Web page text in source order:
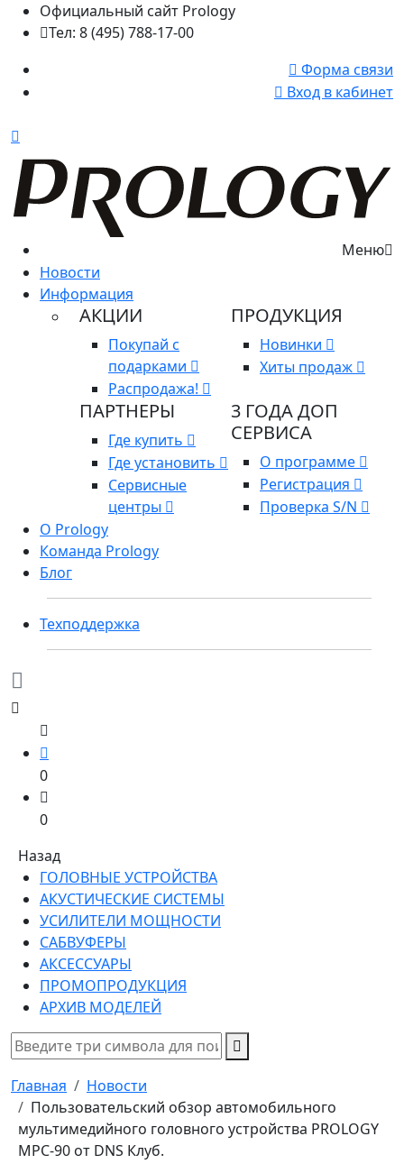
Официальный сайт Prology
Тел: 8 (495) 788-17-00
Форма связи
Вход в кабинет
Меню
Новости
Информация
АКЦИИ
Покупай с
подарками
Распродажа!
ПРОДУКЦИЯ
Новинки
Хиты продаж
ПАРТНЕРЫ
Где купить
Где установить
Сервисные
центры
3 ГОДА ДОП
СЕРВИСА
О программе
Регистрация
Проверка S/N
О Prology
Команда Prology
Блог
Техподдержка
0
0
Назад
ГОЛОВНЫЕ УСТРОЙСТВА
АКУСТИЧЕСКИЕ СИСТЕМЫ
УСИЛИТЕЛИ МОЩНОСТИ
САБВУФЕРЫ
АКСЕССУАРЫ
ПРОМОПРОДУКЦИЯ
АРХИВ МОДЕЛЕЙ
Главная
Новости
Пользовательский обзор автомобильного
мультимедийного головного устройства PROLOGY
MPC-90 от DNS Клуб.